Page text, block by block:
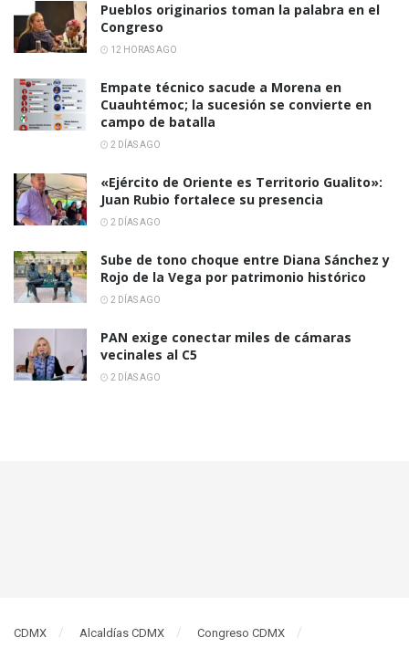
Pueblos originarios toman la palabra en el
Congreso
12 HORAS AGO
Empate técnico sacude a Morena en
Cuauhtémoc; la sucesión se convierte en
campo de batalla
2 DÍAS AGO
«Ejército de Oriente es Territorio Gualito»:
Juan Rubio fortalece su presencia
2 DÍAS AGO
Sube de tono choque entre Diana Sánchez y
Rojo de la Vega por patrimonio histórico
2 DÍAS AGO
PAN exige conectar miles de cámaras
vecinales al C5
2 DÍAS AGO
CDMX Alcaldías CDMX
Congreso CDMX